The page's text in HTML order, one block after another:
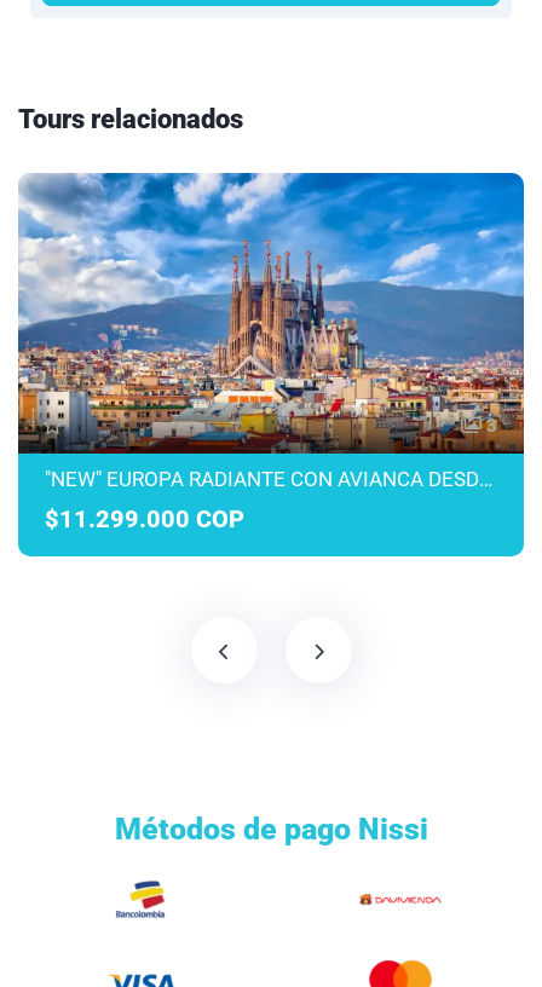
Tours relacionados
3
"NEW" EUROPA RADIANTE CON AVIANCA DESDE MEDELLÍN MARZO A JULIO 2027
$11.299.000 COP
Métodos de pago Nissi